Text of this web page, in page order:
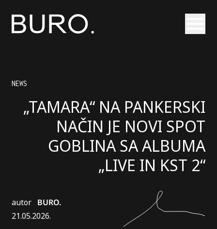
NEWS
„TAMARA“ NA PANKERSKI
NAČIN JE NOVI SPOT
GOBLINA SA ALBUMA
„LIVE IN KST 2“
autor BURO.
21.05.2026.